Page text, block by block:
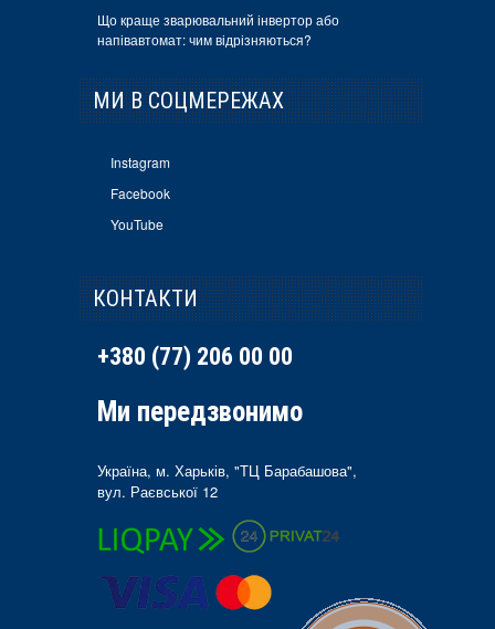
Що краще зварювальний інвертор або
напівавтомат: чим відрізняються?
МИ В СОЦМЕРЕЖАХ
Instagram
Facebook
YouTube
КОНТАКТИ
+380 (77) 206 00 00
Ми передзвонимо
Україна, м. Харьків, "ТЦ Барабашова",
вул. Раєвської 12